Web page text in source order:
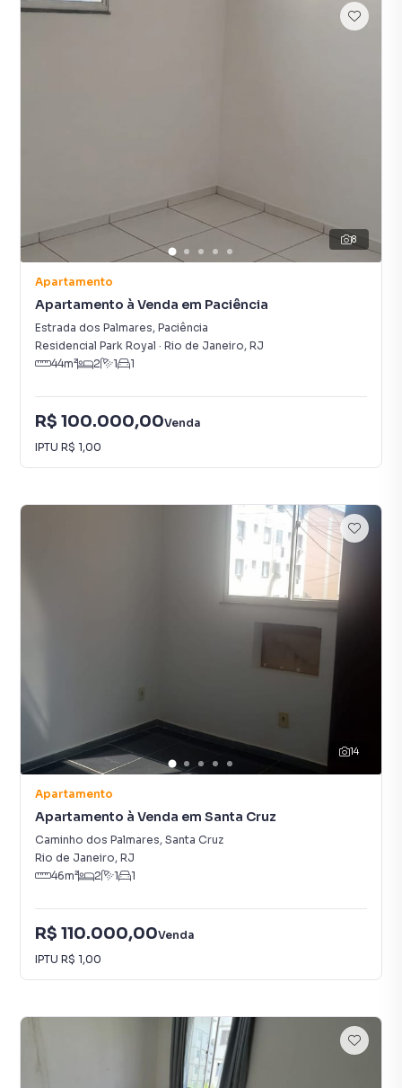
8
Apartamento
Apartamento à Venda em Paciência
Estrada dos Palmares, Paciência
Residencial Park Royal · Rio de Janeiro, RJ
44m² 2 1 1
R$ 100.000,00Venda
IPTU R$ 1,00
14
Apartamento
Apartamento à Venda em Santa Cruz
Caminho dos Palmares, Santa Cruz
Rio de Janeiro, RJ
46m² 2 1 1
R$ 110.000,00Venda
IPTU R$ 1,00